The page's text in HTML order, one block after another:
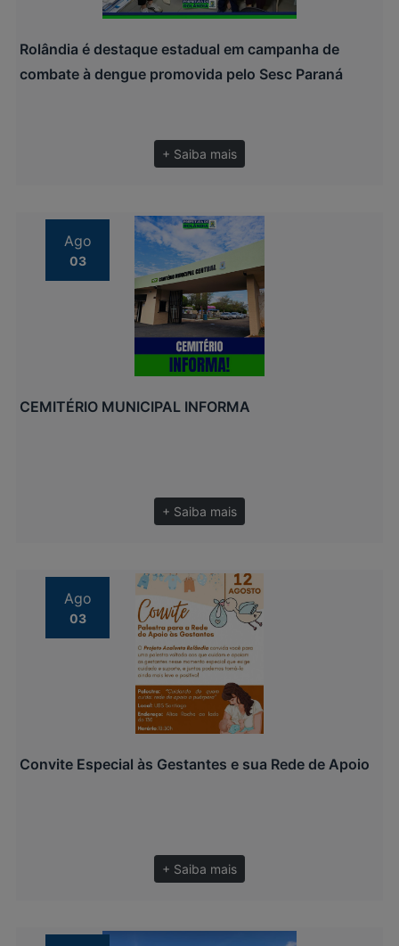
Rolândia é destaque estadual em campanha de
combate à dengue promovida pelo Sesc Paraná
+ Saiba mais
Ago
03
CEMITÉRIO MUNICIPAL INFORMA
+ Saiba mais
Ago
03
Convite Especial às Gestantes e sua Rede de Apoio
+ Saiba mais